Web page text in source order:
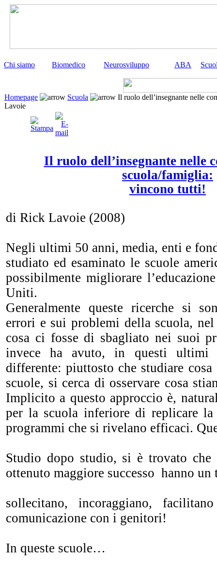
Chi siamo Biomedico Neurosviluppo ABA
Homepage Scuola
Il ruolo dell’insegnante nelle
Lavoie
Il ruolo dell’insegnante nelle
scuola/famiglia:
vincono tutti!
di Rick Lavoie (2008)
Negli ultimi 50 anni, media, enti e
studiato ed esaminato le scuole
possibilmente migliorare
Uniti.
Generalmente queste ricerche si
errori e sui problemi della scuola,
cosa ci fosse di sbagliato nei suoi
invece ha avuto, in questi ultimi
differente: piuttosto che studiare
scuole, si cerca di osservare cosa
Implicito a questo approccio è,
per la scuola inferiore di replicare
programmi che si rivelano efficaci.
Studio dopo studio, si è trovato che
ottenuto maggiore successo hanno un
sollecitano, incoraggiano,
comunicazione con i genitori!
In queste scuole…